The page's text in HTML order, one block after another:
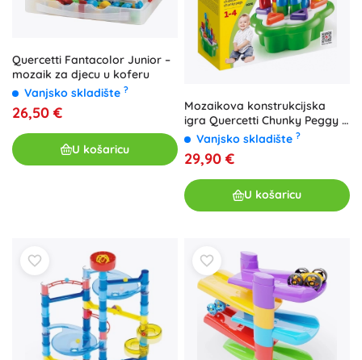
Quercetti Fantacolor Junior –
mozaik za djecu u koferu
Vanjsko skladište ?
26,50 €
U košaricu
Mozaikova konstrukcijska
igra Quercetti Chunky Peggy u
cvjetnoj kutiji
Vanjsko skladište ?
29,90 €
U košaricu